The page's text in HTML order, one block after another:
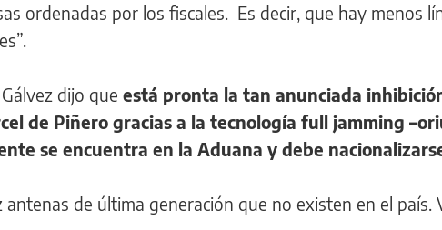
ordenadas por los fiscales. Es decir, que hay menos
dijo que está pronta la tan anunciada
de Piñero gracias a la tecnología full jamming
se encuentra en la Aduana y debe
antenas de última generación que no existen en el país.